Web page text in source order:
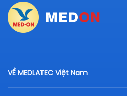
VỀ MEDLATEC Việt Nam